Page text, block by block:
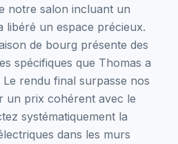
notre salon incluant un
libéré un espace précieux.
de bourg présente des
spécifiques que Thomas a
rendu final surpasse nos
un prix cohérent avec le
systématiquement la
dans les murs